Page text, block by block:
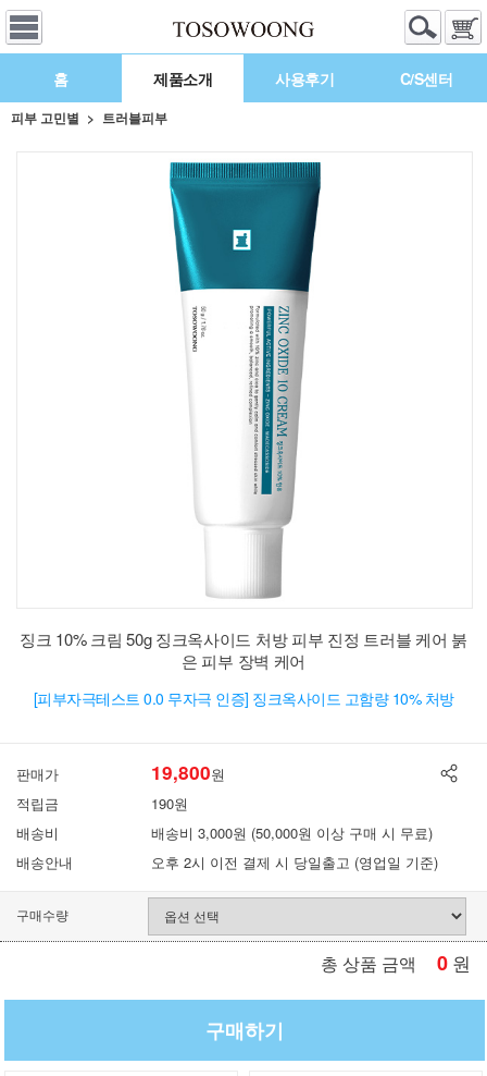
홈 제품소개 사용후기 C/S센터
피부 고민별 트러블피부
징크 10% 크림 50g 징크옥사이드 처방 피부 진정 트러블 케어 붉
은 피부 장벽 케어
[피부자극테스트 0.0 무자극 인증] 징크옥사이드 고함량 10% 처방
판매가 19,800원
적립금
190원
배송비
배송비 3,000원 (50,000원 이상 구매 시 무료)
배송안내
오후 2시 이전 결제 시 당일출고 (영업일 기준)
구매수량
총 상품 금액 0 원
구매하기